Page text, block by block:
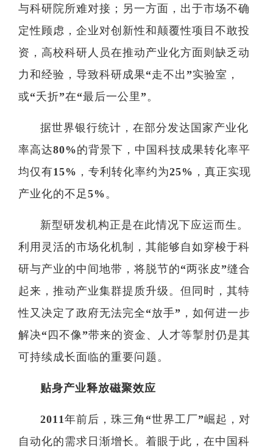
与科研院所难对接；另一方面，出于市场不确
定性顾虑，企业对创新性和颠覆性项目不敢投
资，高校科研人员在推动产业化方面则缺乏动
力和经验，导致科研成果“走不出”实验室，
或“夭折”在“最后一公里”。
据世界银行统计，在部分发达国家产业化
率高达80%的背景下，中国科技成果转化率平
均仅有15%，专利转化率约为25%，真正实现
产业化的不足5%。
新型研发机构正是在此情况下应运而生。
利用灵活的市场化机制，其能够自如穿梭于科
研与产业的中间地带，将脱节的“两张皮”缝合
起来，推动产业集群提质升级。但同时，其特
性又决定了政府无法完全“放手”，如何进一步
解决“四不像”带来的资金、人才等掣肘仍是其
可持续成长面临的重要问题。
贴身产业释放磁聚效应
2011年前后，珠三角“世界工厂”崛起，对
自动化的需求日渐增长。着眼于此，在中国科